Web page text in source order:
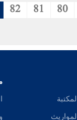
80
81
82
المكتبة
المواريث